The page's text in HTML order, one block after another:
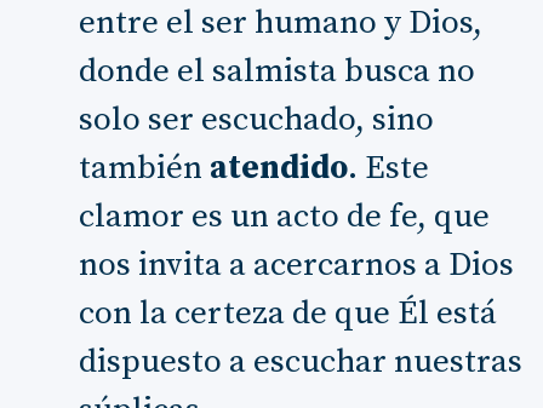
entre el ser humano y Dios,
donde el salmista busca no
solo ser escuchado, sino
también atendido. Este
clamor es un acto de fe, que
nos invita a acercarnos a Dios
con la certeza de que Él está
dispuesto a escuchar nuestras